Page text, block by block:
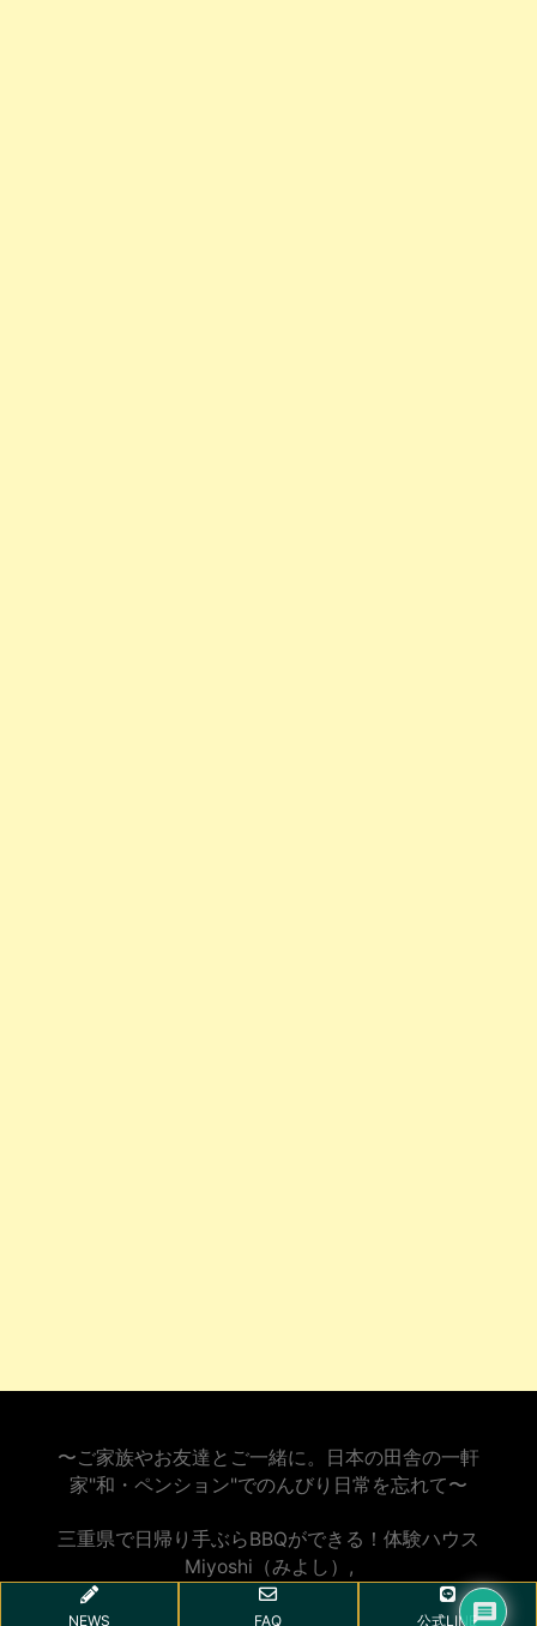
〜ご家族やお友達とご一緒に。日本の田舎の一軒
家"和・ペンション"でのんびり日常を忘れて〜
三重県で日帰り手ぶらBBQができる！体験ハウス
Miyoshi（みよし） ,
NEWS FAQ 公式LINE